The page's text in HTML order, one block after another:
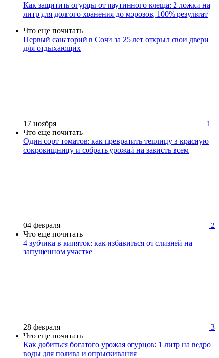
Как защитить огурцы от паутинного клеща: 2 ложки на
литр для долгого хранения до морозов, 100% результат
Что еще почитать
Первый санаторий в Сочи за 25 лет открыл свои двери
для отдыхающих
17 ноября
1
Что еще почитать
Один сорт томатов: как превратить теплицу в красную
сокровищницу и собрать урожай на зависть всем
04 февраля
2
Что еще почитать
4 зубчика в кипяток: как избавиться от слизней на
запущенном участке
28 февраля
3
Что еще почитать
Как добиться богатого урожая огурцов: 1 литр на ведро
воды для полива и опрыскивания